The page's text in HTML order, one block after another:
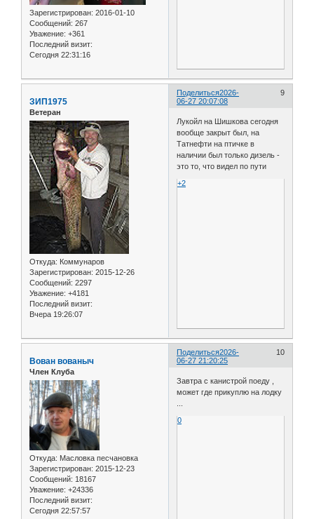
Зарегистрирован: 2016-01-10
Сообщений: 267
Уважение: +361
Последний визит:
Сегодня 22:31:16
Поделиться 9
2026-
06-27 20:07:08
ЗИП1975
Ветеран
Откуда: Коммунаров
Зарегистрирован: 2015-12-26
Сообщений: 2297
Уважение: +4181
Последний визит:
Вчера 19:26:07
Лукойл на Шишкова сегодня
вообще закрыт был, на
Татнефти на птичке в
наличии был только дизель -
это то, что видел по пути
+2
Поделиться 10
2026-
06-27 21:20:25
Вован вованыч
Член Клуба
Откуда: Масловка песчановка
Зарегистрирован: 2015-12-23
Сообщений: 18167
Уважение: +24336
Последний визит:
Сегодня 22:57:57
Завтра с канистрой поеду ,
может где прикуплю на лодку
...
0